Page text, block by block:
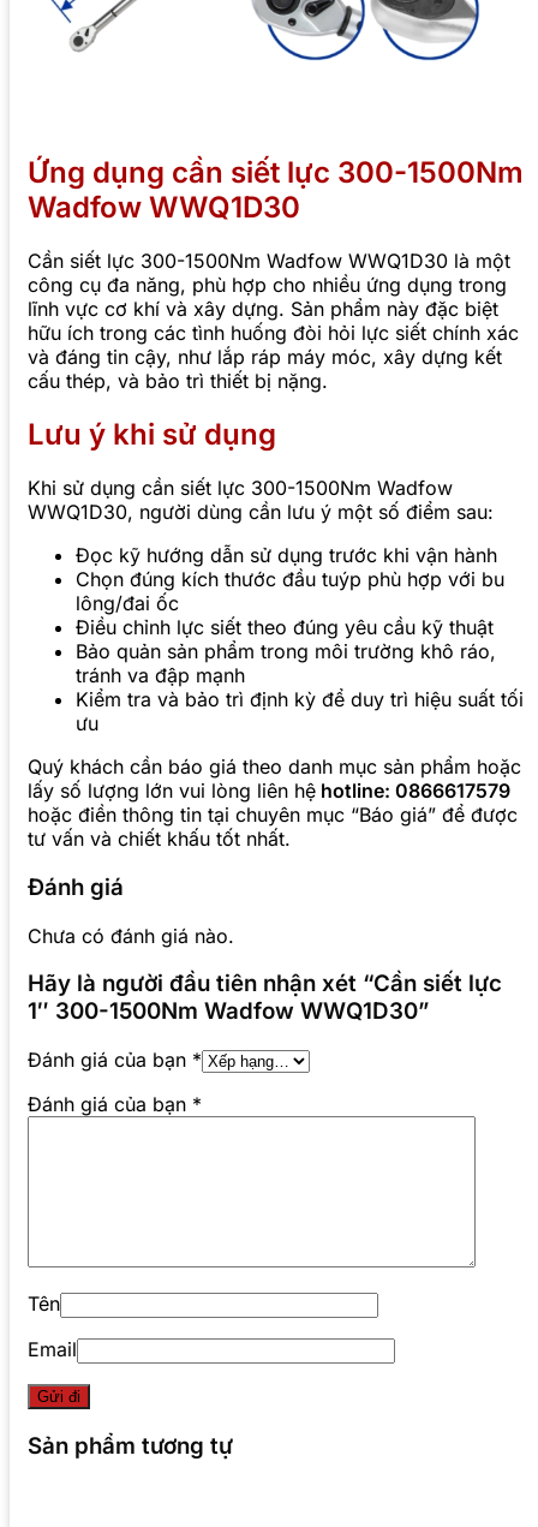
Ứng dụng cần siết lực 300-1500Nm
Wadfow WWQ1D30
Cần siết lực 300-1500Nm Wadfow WWQ1D30 là một
công cụ đa năng, phù hợp cho nhiều ứng dụng trong
lĩnh vực cơ khí và xây dựng. Sản phẩm này đặc biệt
hữu ích trong các tình huống đòi hỏi lực siết chính xác
và đáng tin cậy, như lắp ráp máy móc, xây dựng kết
cấu thép, và bảo trì thiết bị nặng.
Lưu ý khi sử dụng
Khi sử dụng cần siết lực 300-1500Nm Wadfow
WWQ1D30, người dùng cần lưu ý một số điểm sau:
Đọc kỹ hướng dẫn sử dụng trước khi vận hành
Chọn đúng kích thước đầu tuýp phù hợp với bu
lông/đai ốc
Điều chỉnh lực siết theo đúng yêu cầu kỹ thuật
Bảo quản sản phẩm trong môi trường khô ráo,
tránh va đập mạnh
Kiểm tra và bảo trì định kỳ để duy trì hiệu suất tối
ưu
Quý khách cần báo giá theo danh mục sản phẩm hoặc
lấy số lượng lớn vui lòng liên hệ hotline: 0866617579
hoặc điền thông tin tại chuyên mục “Báo giá” để được
tư vấn và chiết khấu tốt nhất.
Đánh giá
Chưa có đánh giá nào.
Hãy là người đầu tiên nhận xét “Cần siết lực
1″ 300-1500Nm Wadfow WWQ1D30”
Đánh giá của bạn *
Đánh giá của bạn *
Tên
Email
Sản phẩm tương tự